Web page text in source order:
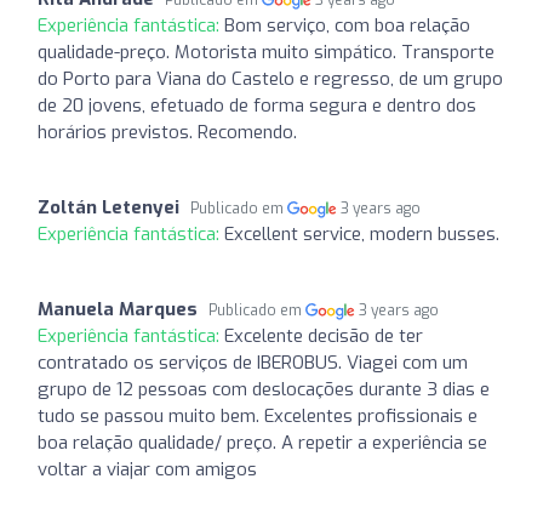
Experiência fantástica: Bom serviço, com boa relação
qualidade-preço. Motorista muito simpático. Transporte
do Porto para Viana do Castelo e regresso, de um grupo
de 20 jovens, efetuado de forma segura e dentro dos
horários previstos. Recomendo.
Zoltán Letenyei Publicado em 3 years ago
Experiência fantástica: Excellent service, modern busses.
Manuela Marques Publicado em 3 years ago
Experiência fantástica: Excelente decisão de ter
contratado os serviços de IBEROBUS. Viagei com um
grupo de 12 pessoas com deslocações durante 3 dias e
tudo se passou muito bem. Excelentes profissionais e
boa relação qualidade/ preço. A repetir a experiência se
voltar a viajar com amigos